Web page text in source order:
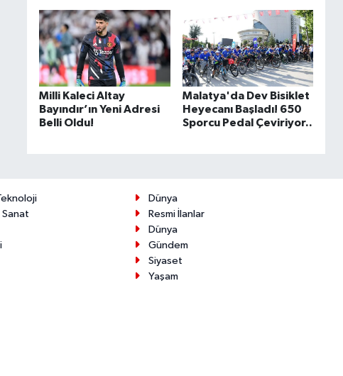
Milli Kaleci Altay
Bayındır’ın Yeni Adresi
Belli Oldu!
Malatya'da Dev Bisiklet
Heyecanı Başladı! 650
Sporcu Pedal Çeviriyor..
Dünya
Sanat
Resmi İlanlar
Dünya
Gündem
Siyaset
Yaşam